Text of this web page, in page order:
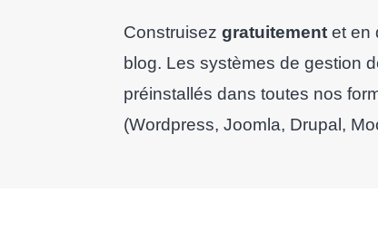
Construisezgratuitement et en
blog. Les systèmes de gestion
préinstallés dans toutes nos
(Wordpress, Joomla, Drupal,